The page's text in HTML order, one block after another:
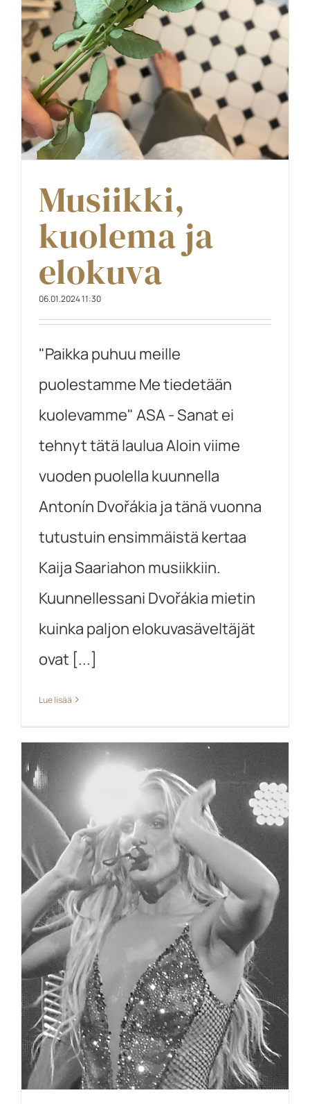
Musiikki,
kuolema ja
elokuva
06.01.2024 11:30
"Paikka puhuu meille
puolestamme Me tiedetään
kuolevamme" ASA - Sanat ei
tehnyt tätä laulua Aloin viime
vuoden puolella kuunnella
Antonín Dvořákia ja tänä vuonna
tutustuin ensimmäistä kertaa
Kaija Saariahon musiikkiin.
Kuunnellessani Dvořákia mietin
kuinka paljon elokuvasäveltäjät
ovat [...]
Lue lisää